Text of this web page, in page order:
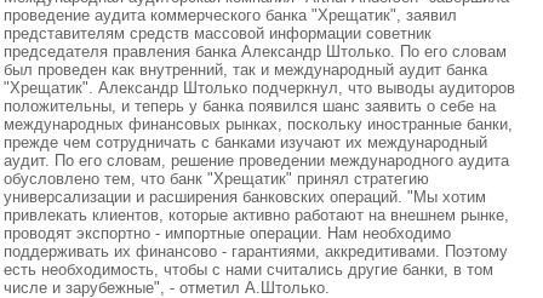
проведение аудита коммерческого банка "Хрещатик", заявил
представителям средств массовой информации советник
председателя правления банка Александр Штолько. По его словам
был проведен как внутренний, так и международный аудит банка
"Хрещатик". Александр Штолько подчеркнул, что выводы аудиторов
положительны, и теперь у банка появился шанс заявить о себе на
международных финансовых рынках, поскольку иностранные банки,
прежде чем сотрудничать с банками изучают их международный
аудит. По его словам, решение проведении международного аудита
обусловлено тем, что банк "Хрещатик" принял стратегию
универсализации и расширения банковских операций. "Мы хотим
привлекать клиентов, которые активно работают на внешнем рынке,
проводят экспортно - импортные операции. Нам необходимо
поддерживать их финансово - гарантиями, аккредитивами. Поэтому
есть необходимость, чтобы с нами считались другие банки, в том
числе и зарубежные", - отметил А.Штолько.